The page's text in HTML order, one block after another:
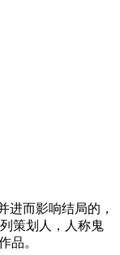
进而影响结局的，
策划人，人称鬼
品。